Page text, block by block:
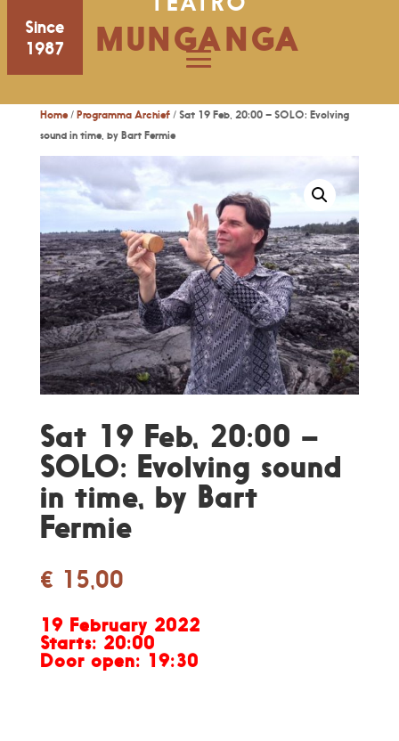
Since
1987
MUNGANGA
Home/ Programma Archief/ Sat 19 Feb, 20:00 – SOLO: Evolving
sound in time, by Bart Fermie
Sat 19 Feb, 20:00 –
SOLO: Evolving sound
in time, by Bart
Fermie
€ 15,00
19 February 2022
Starts: 20:00
Door open: 19:30